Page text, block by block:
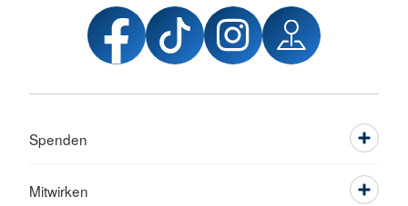
Spenden
Mitwirken